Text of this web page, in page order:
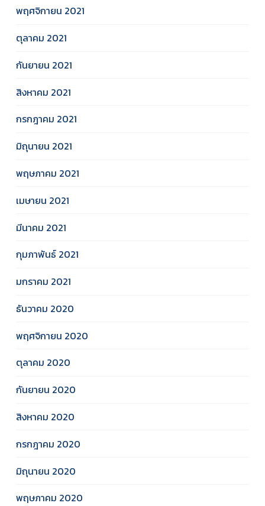
พฤศจิกายน 2021
ตุลาคม 2021
กันยายน 2021
สิงหาคม 2021
กรกฎาคม 2021
มิถุนายน 2021
พฤษภาคม 2021
เมษายน 2021
มีนาคม 2021
กุมภาพันธ์ 2021
มกราคม 2021
ธันวาคม 2020
พฤศจิกายน 2020
ตุลาคม 2020
กันยายน 2020
สิงหาคม 2020
กรกฎาคม 2020
มิถุนายน 2020
พฤษภาคม 2020